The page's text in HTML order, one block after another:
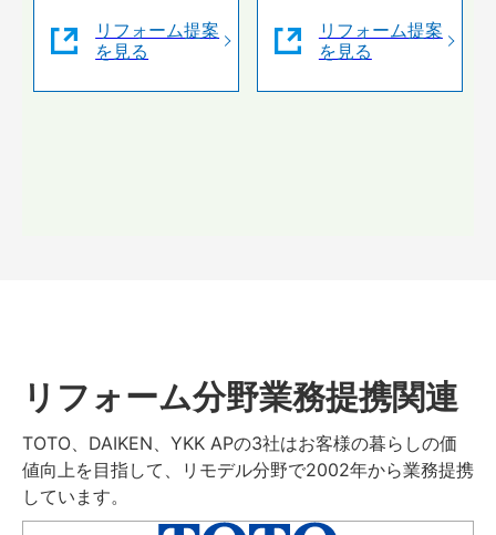
リフォーム提案
を見る
リフォーム提案
を見る
リフォーム分野業務提携関連
TOTO、DAIKEN、YKK APの3社はお客様の暮らしの価
値向上を目指して、リモデル分野で2002年から業務提携
しています。